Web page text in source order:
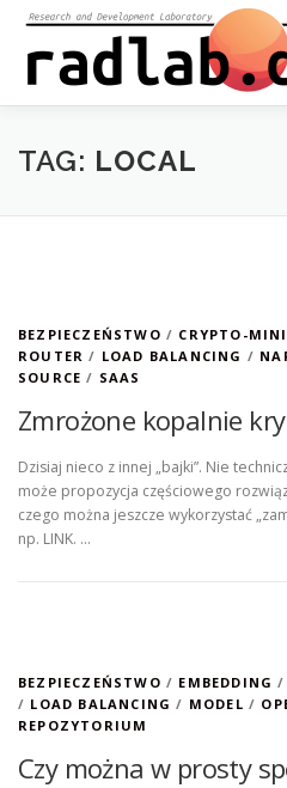
Przejdź
treści
O NAS NASZE
TAG: LOCAL
BEZPIECZEŃSTWO / CRYPTO-
ROUTER / LOAD BALANCING /
SOURCE / SAAS
Zmrożone kopalnie
Dzisiaj nieco z innej „bajki”. Nie
może propozycja częściowego
czego można jeszcze wykorzystać
np. LINK. …
BEZPIECZEŃSTWO / EMBEDDING /
/ LOAD BALANCING / MODEL /
REPOZYTORIUM
Czy można w prosty